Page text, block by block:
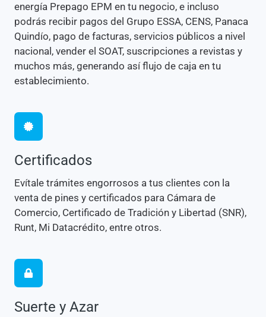
energía Prepago EPM en tu negocio, e incluso
podrás recibir pagos del Grupo ESSA, CENS, Panaca
Quindío, pago de facturas, servicios públicos a nivel
nacional, vender el SOAT, suscripciones a revistas y
muchos más, generando así flujo de caja en tu
establecimiento.
Certificados
Evítale trámites engorrosos a tus clientes con la
venta de pines y certificados para Cámara de
Comercio, Certificado de Tradición y Libertad (SNR),
Runt, Mi Datacrédito, entre otros.
Suerte y Azar